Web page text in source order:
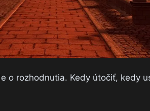
o rozhodnutia. Kedy útočiť, kedy